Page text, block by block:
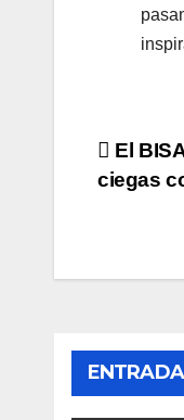
de
El
ciegas